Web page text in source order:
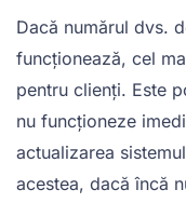
Dacă numărul dvs.
funcționează, cel
pentru clienți. Este
nu funcționeze
actualizarea
acestea, dacă încă